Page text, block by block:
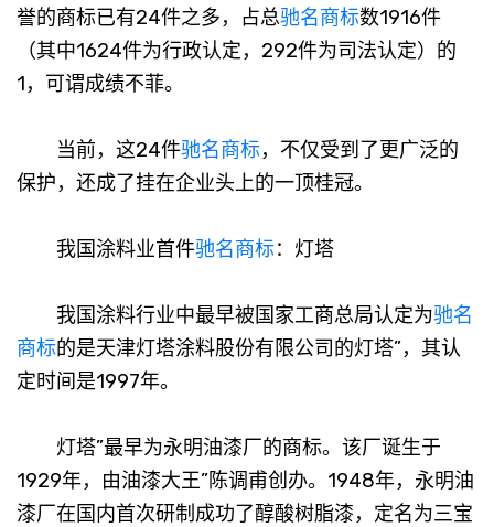
誉的商标已有24件之多，占总驰名商标数1916件
（其中1624件为行政认定，292件为司法认定）的
1，可谓成绩不菲。
当前，这24件驰名商标，不仅受到了更广泛的
保护，还成了挂在企业头上的一顶桂冠。
我国涂料业首件驰名商标：灯塔
我国涂料行业中最早被国家工商总局认定为驰名
商标的是天津灯塔涂料股份有限公司的灯塔”，其认
定时间是1997年。
灯塔”最早为永明油漆厂的商标。该厂诞生于
1929年，由油漆大王”陈调甫创办。1948年，永明油
漆厂在国内首次研制成功了醇酸树脂漆，定名为三宝